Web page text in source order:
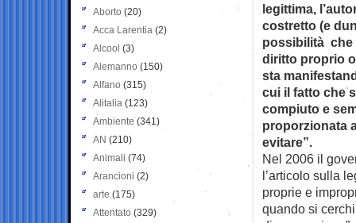
legittima,
costretto (e
possibilità che
diritto proprio
sta
cui il fatto che
compiuto e
proporzionata
evitare”.
Nel 2006 il
l’articolo sulla
proprie e
quando si
Aborto (20)
Acca Larentia (2)
Alcool (3)
Alemanno (150)
Alfano (315)
Alitalia (123)
Ambiente (341)
AN (210)
Animali (74)
Arancioni (2)
arte (175)
Attentato (329)